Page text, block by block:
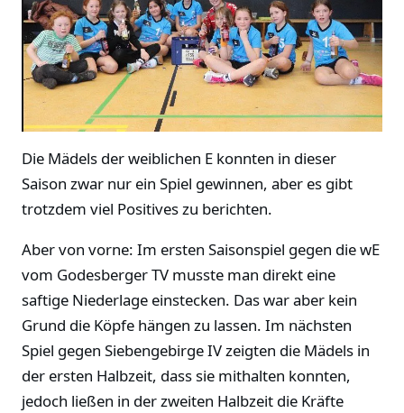
Die Mädels der weiblichen E konnten in dieser
Saison zwar nur ein Spiel gewinnen, aber es gibt
trotzdem viel Positives zu berichten.
Aber von vorne: Im ersten Saisonspiel gegen die wE
vom Godesberger TV musste man direkt eine
saftige Niederlage einstecken. Das war aber kein
Grund die Köpfe hängen zu lassen. Im nächsten
Spiel gegen Siebengebirge IV zeigten die Mädels in
der ersten Halbzeit, dass sie mithalten konnten,
jedoch ließen in der zweiten Halbzeit die Kräfte